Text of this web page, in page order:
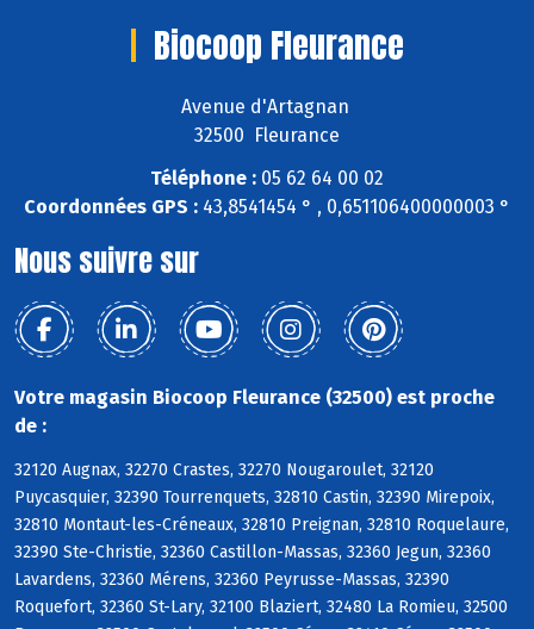
Biocoop Fleurance
Avenue d'Artagnan
32500 Fleurance
Téléphone : 05 62 64 00 02
Coordonnées GPS : 43,8541454 ° , 0,651106400000003 °
Nous suivre sur
Votre magasin Biocoop Fleurance (32500) est proche
de :
32120 Augnax, 32270 Crastes, 32270 Nougaroulet, 32120
Puycasquier, 32390 Tourrenquets, 32810 Castin, 32390 Mirepoix,
32810 Montaut-les-Créneaux, 32810 Preignan, 32810 Roquelaure,
32390 Ste-Christie, 32360 Castillon-Massas, 32360 Jegun, 32360
Lavardens, 32360 Mérens, 32360 Peyrusse-Massas, 32390
Roquefort, 32360 St-Lary, 32100 Blaziert, 32480 La Romieu, 32500